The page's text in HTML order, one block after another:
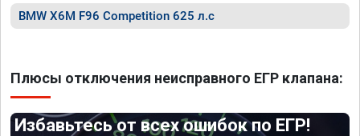
BMW X6M F96 Competition 625 л.с
Плюсы отключения неисправного ЕГР клапана:
Избавьтесь от всех ошибок по ЕГР!